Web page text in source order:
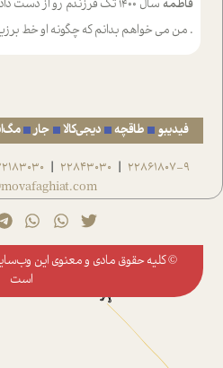
فاطمه سال ۱۴۰۰ تک فرزندم رو از دست دادم و هر چی میگذره حالم بدتر میشه و دلتنگتر تنایی رو ترجیح دادم و معاشرت برام سخت شده
. من می خواهم بدانم که چگونه او خط
فیدیبو طاقچه دیجی‌کالا جار
22861807-9
|
22843030
|
© کلیه حقوق مادی و معنوی این
است